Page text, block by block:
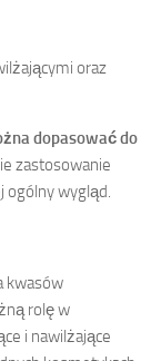
oraz
dopasować do
zastosowanie
ogólny wygląd.
kwasów
rolę w
i nawilżające